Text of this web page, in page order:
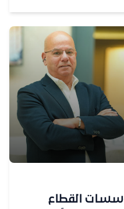
القطاع